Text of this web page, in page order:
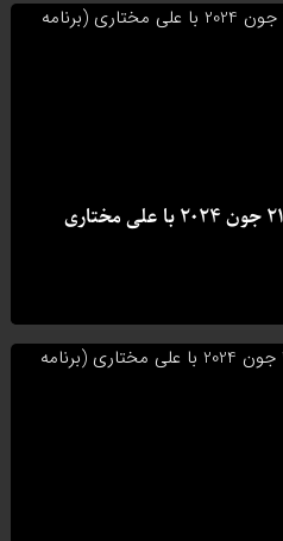
پاسخ به سوالات مهاجرتی ، 21 جون 2024 با علی مختاری